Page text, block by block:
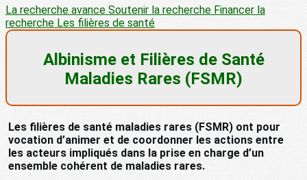
La recherche avance Soutenir la recherche Financer la
recherche Les filières de santé
Albinisme et Filières de Santé
Maladies Rares (FSMR)
Les filières de santé maladies rares (FSMR) ont pour
vocation d’animer et de coordonner les actions entre
les acteurs impliqués dans la prise en charge d’un
ensemble cohérent de maladies rares.